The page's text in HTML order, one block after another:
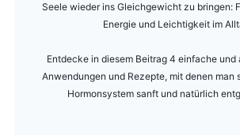
Seele wieder ins Gleichgewicht zu bringen:
Energie und Leichtigkeit im
Entdecke in diesem Beitrag 4 einfache
Anwendungen und Rezepte, mit denen man
Hormonsystem sanft und natürlich